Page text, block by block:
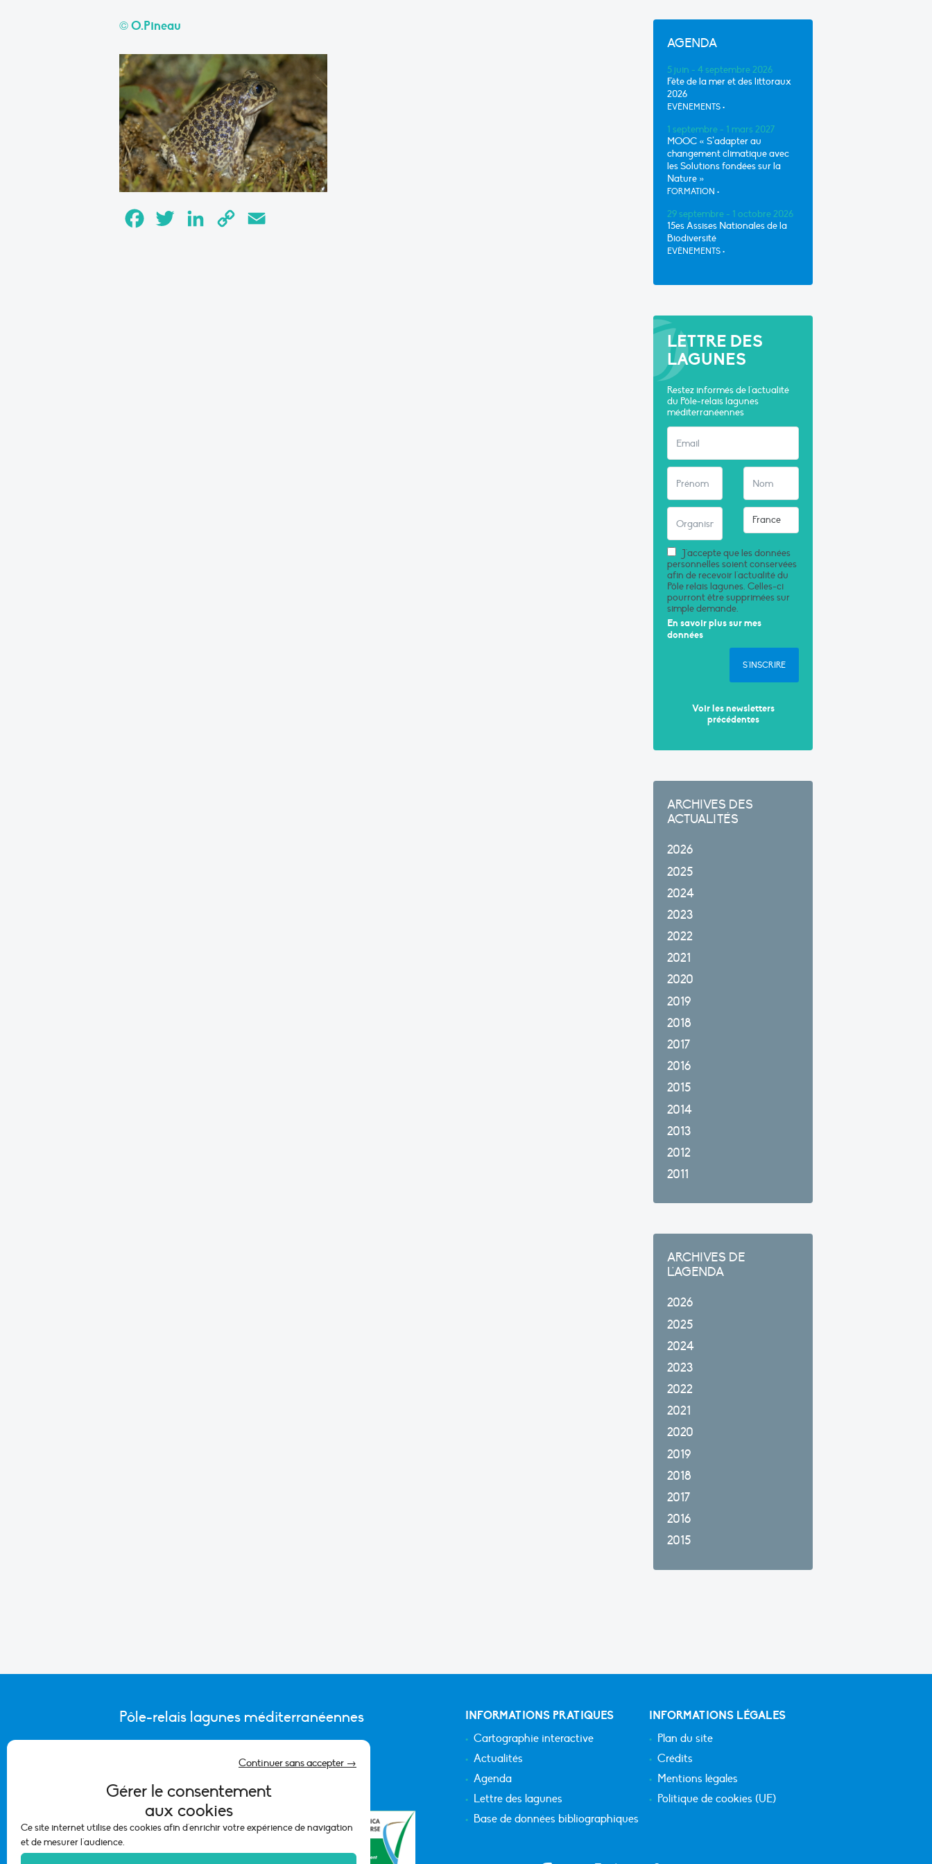
Gérer le consentement
aux cookies
Ce site internet utilise des cookies afin d'enrichir votre expérience de navigation
et de mesurer l'audience.
Continuer sans accepter →
© O.Pineau
FacebookTwitter LinkedInCopy
AGENDA
5 juin - 4 septembre 2026
Fête de la mer et des littoraux
2026
EVÈNEMENTS •
1 septembre - 1 mars 2027
MOOC « S’adapter au
changement climatique avec
les Solutions fondées sur la
Nature »
FORMATION •
29 septembre - 1 octobre 2026
15es Assises Nationales de la
Biodiversité
EVÈNEMENTS •
LETTRE DES
LAGUNES
Restez informés de l'actualité
du Pôle-relais lagunes
méditerranéennes
J'accepte que les données
personnelles soient conservées
afin de recevoir l'actualité du
Pôle relais lagunes. Celles-ci
pourront être supprimées sur
simple demande.
En savoir plus sur mes
données
S'INSCRIRE
Voir les newsletters
précédentes
ARCHIVES DES
ACTUALITÉS
2026
2025
2024
2023
2022
2021
2020
2019
2018
2017
2016
2015
2014
2013
2012
2011
ARCHIVES DE
L'AGENDA
2026
2025
2024
2023
2022
2021
2020
2019
2018
2017
2016
2015
Pôle-relais lagunes méditerranéennes
CONTACTER L’ÉQUIPE DU PÔLE
INFORMATIONS PRATIQUES
Cartographie interactive
Actualités
Agenda
Lettre des lagunes
Base de données bibliographiques
INFORMATIONS LÉGALES
Plan du site
Crédits
Mentions légales
Politique de cookies (UE)